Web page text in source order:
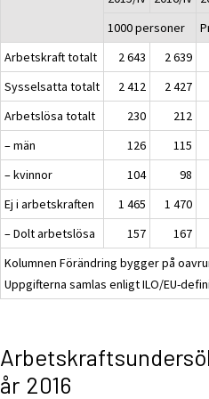
1000 personer
Arbetskraft totalt
2 643 2 639
Sysselsatta totalt
2 412 2 427
Arbetslösa totalt
230 212
– män
126 115
– kvinnor
104 98
Ej i arbetskraften
1 465 1 470
– Dolt arbetslösa
157 167
Kolumnen Förändring bygger på
Uppgifterna samlas enligt ILO/EU-
år 2016